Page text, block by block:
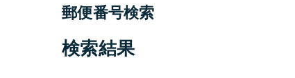
郵便番号検索
検索結果